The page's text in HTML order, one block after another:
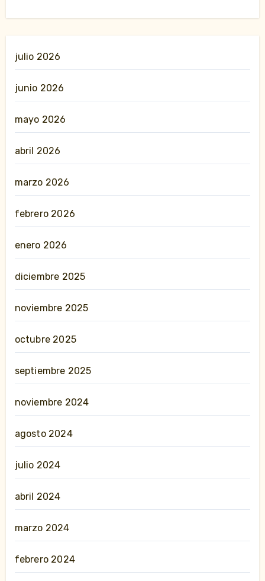
julio 2026
junio 2026
mayo 2026
abril 2026
marzo 2026
febrero 2026
enero 2026
diciembre 2025
noviembre 2025
octubre 2025
septiembre 2025
noviembre 2024
agosto 2024
julio 2024
abril 2024
marzo 2024
febrero 2024